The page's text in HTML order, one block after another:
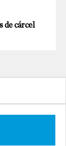
de cárcel